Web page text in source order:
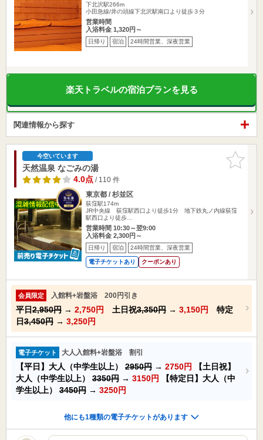
下北沢駅266m
小田急線/井の頭線下北沢駅南口より徒歩３分
営業時間
入浴料金 1,320円～
日帰り 宿泊 24時間営業、深夜営業
楽天トラベルの宿泊プランを見る
関連情報から探す
お気に入
りに追加
今空いています
天然温泉 なごみの湯
4.0点/ 110 件
東京都 / 杉並区
荻窪駅174m
JR中央線 荻窪駅西口より徒歩1分 地下鉄丸ノ内線荻窪
駅西口より徒歩…
営業時間 10:30～翌9:00
入浴料金 2,300円～
日帰り 宿泊 24時間営業、深夜営業
電子チケットあり クーポンあり
会員限定 入館料+岩盤浴 200円引き
平日2,950円 → 2,750円 土日祝3,350円 → 3,150円
特定
日3,450円 → 3,250円
電子チケット 大人入館料+岩盤浴 割引
【平日】大人（中学生以上） 2950円 → 2750円
【土日祝】
大人（中学生以上） 3350円 → 3150円
【特定日】大人（中
学生以上） 3450円 → 3250円
他にも1種類の電子チケットがあります